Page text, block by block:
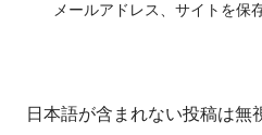
メールアドレス、サイトを保
日本語が含まれない投稿は無